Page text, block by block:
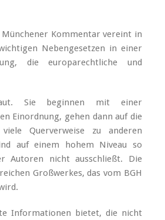
Kommentar vereint in
Nebengesetzen in einer
die europarechtliche und
Sie beginnen mit einer
Einordnung, gehen dann auf die
Querverweise zu anderen
auf einem hohem Niveau so
Autoren nicht ausschließt. Die
Großwerkes, das vom BGH
Informationen bietet, die nicht